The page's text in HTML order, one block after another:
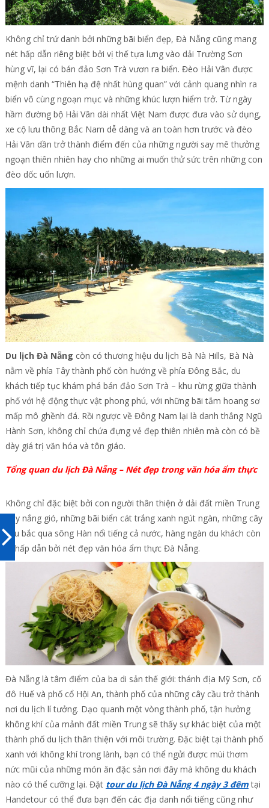
Không chỉ trứ danh bởi những bãi biển đẹp, Đà Nẵng cũng mang
nét hấp dẫn riêng biệt bởi vị thế tựa lưng vào dải Trường Sơn
hùng vĩ, lại có bán đảo Sơn Trà vươn ra biển. Đèo Hải Vân được
mệnh danh “Thiên hạ đệ nhất hùng quan” với cảnh quang nhìn ra
biển vô cùng ngoạn mục và những khúc lượn hiểm trở. Từ ngày
hầm đường bộ Hải Vân dài nhất Việt Nam được đưa vào sử dụng,
xe cộ lưu thông Bắc Nam dễ dàng và an toàn hơn trước và đèo
Hải Vân dần trở thành điểm đến của những người say mê thưởng
ngoạn thiên nhiên hay cho những ai muốn thử sức trên những con
đèo dốc uốn lượn.
Du lịch Đà Nẵng còn có thương hiệu du lịch Bà Nà Hills, Bà Nà
nằm về phía Tây thành phố còn hướng về phía Đông Bắc, du
khách tiếp tục khám phá bán đảo Sơn Trà – khu rừng giữa thành
phố với hệ động thực vật phong phú, với những bãi tắm hoang sơ
mấp mô ghềnh đá. Rồi ngược về Đông Nam lại là danh thắng Ngũ
Hành Sơn, không chỉ chứa đựng vẻ đẹp thiên nhiên mà còn có bề
dày giá trị văn hóa và tôn giáo.
Tổng quan du lịch Đà Nẵng – Nét đẹp trong văn hóa ẩm thực
Không chỉ đặc biệt bởi con người thân thiện ở dải đất miền Trung
đầy nắng gió, những bãi biển cát trắng xanh ngút ngàn, những cây
cầu bắc qua sông Hàn nổi tiếng cả nước, hàng ngàn du khách còn
bị hấp dẫn bởi nét đẹp văn hóa ẩm thực Đà Nẵng.
Đà Nẵng là tâm điểm của ba di sản thế giới: thánh địa Mỹ Sơn, cố
đô Huế và phố cổ Hội An, thành phố của những cây cầu trở thành
nơi du lịch lí tưởng. Dạo quanh một vòng thành phố, tận hưởng
không khí của mảnh đất miền Trung sẽ thấy sự khác biệt của một
thành phố du lịch thân thiện với môi trường. Đặc biệt tại thành phố
xanh với không khí trong lành, bạn có thể ngửi được mùi thơm
nức mũi của những món ăn đặc sản nơi đây mà không du khách
nào có thể cưỡng lại. Đặt tour du lịch Đà Nẵng 4 ngày 3 đêmtại
Handetour có thể đưa bạn đến các địa danh nổi tiếng cũng như